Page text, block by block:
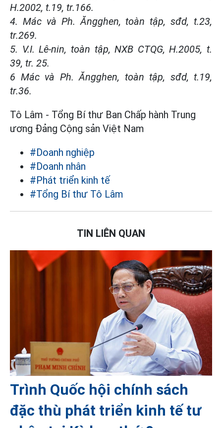
H.2002, t.19, tr.166.
4. Mác và Ph. Ăngghen, toàn tập, sđd, t.23,
tr.269.
5. V.I. Lê-nin, toàn tập, NXB CTQG, H.2005, t.
39, tr. 25.
6 Mác và Ph. Ăngghen, toàn tập, sđd, t.19,
tr.36.
Tô Lâm - Tổng Bí thư Ban Chấp hành Trung
ương Đảng Cộng sản Việt Nam
#Doanh nghiệp
#Doanh nhân
#Phát triển kinh tế
#Tổng Bí thư Tô Lâm
TIN LIÊN QUAN
Trình Quốc hội chính sách
đặc thù phát triển kinh tế tư